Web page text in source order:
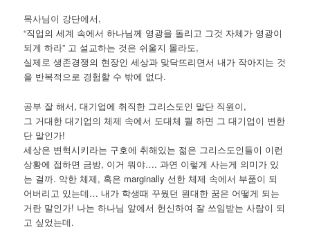
목사님이 강단에서,
“직업의 세계 속에서 하나님께 영광을 돌리고 그것 자체가 영광이
되게 하라” 고 설교하는 것은 쉬울지 몰라도,
실제로 생존경쟁의 현장인 세상과 맞닥뜨리면서 내가 작아지는 것
을 반복적으로 경험할 수 밖에 없다.
공부 잘 해서, 대기업에 취직한 그리스도인 말단 직원이,
그 거대한 대기업의 체제 속에서 도대체 뭘 하면 그 대기업이 변한
단 말인가!
세상은 변혁시키라는 구호에 취해있는 젊은 그리스도인들이 이런
상황에 접하면 금방, 이거 뭐야…. 과연 이렇게 사는게 의미가 있
는 걸까. 악한 체제, 혹은 marginally 선한 체제 속에서 부품이 되
어버리고 있는데… 내가 학생때 꾸웠던 원대한 꿈은 어떻게 되는
거란 말인가! 나는 하나님 앞에서 헌신하여 잘 쓰임받는 사람이 되
고 싶었는데.